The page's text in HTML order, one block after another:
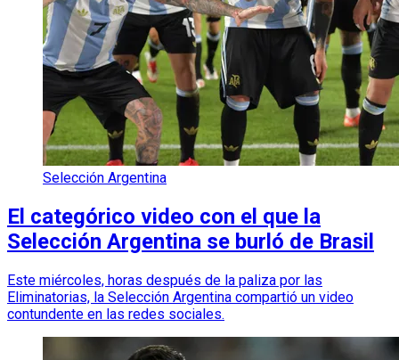
Selección Argentina
El categórico video con el que la
Selección Argentina se burló de Brasil
Este miércoles, horas después de la paliza por las
Eliminatorias, la Selección Argentina compartió un video
contundente en las redes sociales.